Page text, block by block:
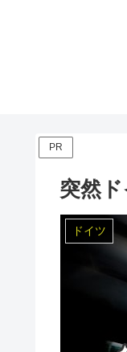
PR
突然
ドイツ